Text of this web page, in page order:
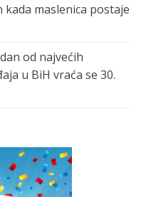
kada maslenica postaje
od najvećih
u BiH vraća se 30.